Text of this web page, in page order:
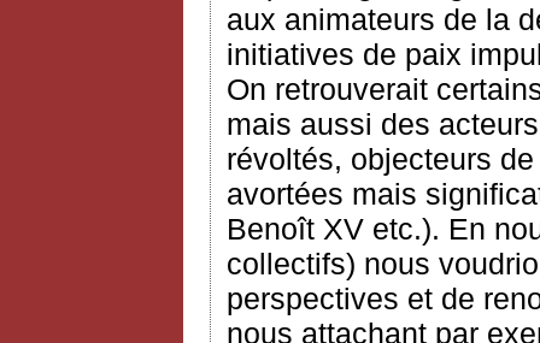
aux animateurs de la
initiatives de paix
On retrouverait
mais aussi des
révoltés, objecteurs
avortées mais
Benoît XV etc.). En
collectifs) nous
perspectives et de
nous attachant par